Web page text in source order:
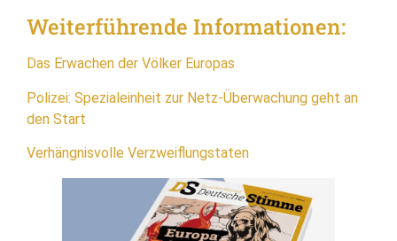
Weiterführende Informationen:
Das Erwachen der Völker Europas
Polizei: Spezialeinheit zur Netz-Überwachung geht an
den Start
Verhängnisvolle Verzweiflungstaten